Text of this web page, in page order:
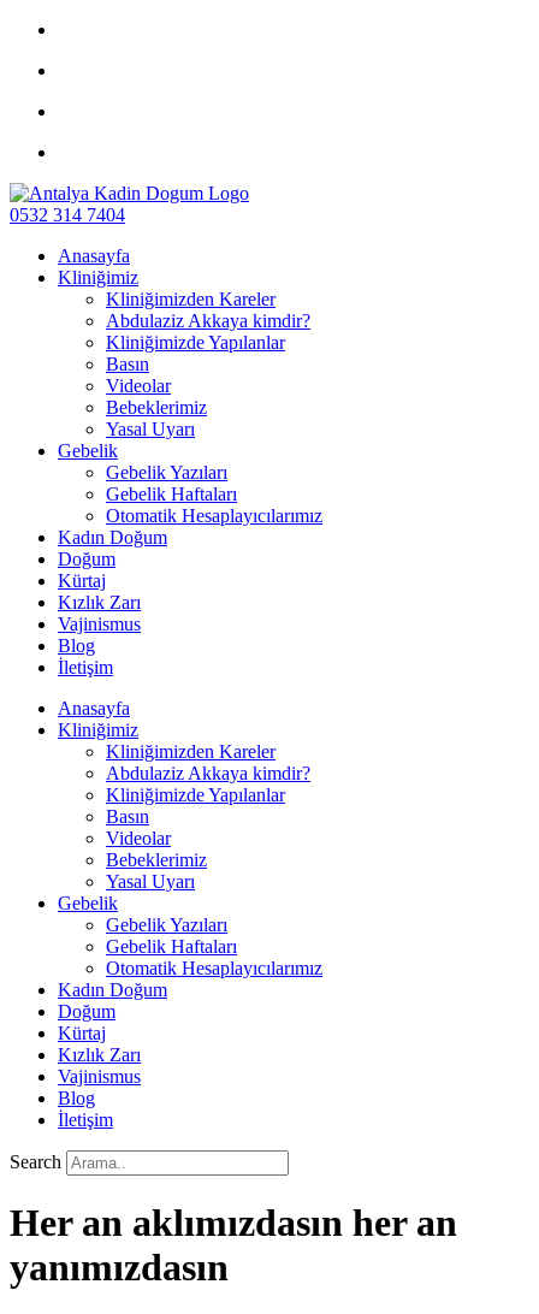
0532 314 7404
Anasayfa
Kliniğimiz
Kliniğimizden Kareler
Abdulaziz Akkaya kimdir?
Kliniğimizde Yapılanlar
Basın
Videolar
Bebeklerimiz
Yasal Uyarı
Gebelik
Gebelik Yazıları
Gebelik Haftaları
Otomatik Hesaplayıcılarımız
Kadın Doğum
Doğum
Kürtaj
Kızlık Zarı
Vajinismus
Blog
İletişim
Anasayfa
Kliniğimiz
Kliniğimizden Kareler
Abdulaziz Akkaya kimdir?
Kliniğimizde Yapılanlar
Basın
Videolar
Bebeklerimiz
Yasal Uyarı
Gebelik
Gebelik Yazıları
Gebelik Haftaları
Otomatik Hesaplayıcılarımız
Kadın Doğum
Doğum
Kürtaj
Kızlık Zarı
Vajinismus
Blog
İletişim
Search
Her an aklımızdasın her an
yanımızdasın